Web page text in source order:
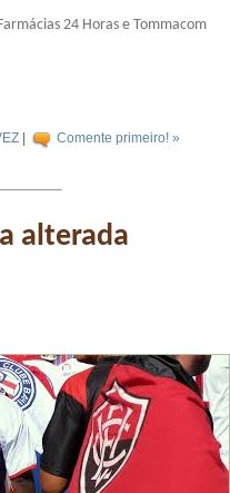
24 Horas e Tommacom
Comente primeiro! »
alterada